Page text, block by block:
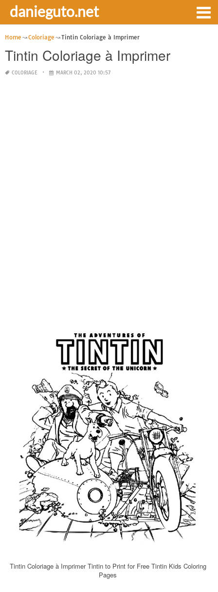
danieguto.net
Home Coloriage Tintin Coloriage à Imprimer
Tintin Coloriage à Imprimer
COLORIAGE MARCH 02, 2020 10:57
Tintin Coloriage à Imprimer Tintin to Print for Free Tintin Kids Coloring
Pages